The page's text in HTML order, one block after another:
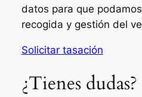
datos para que
recogida y gestión del
Solicitar tasación
¿Tienes dudas?